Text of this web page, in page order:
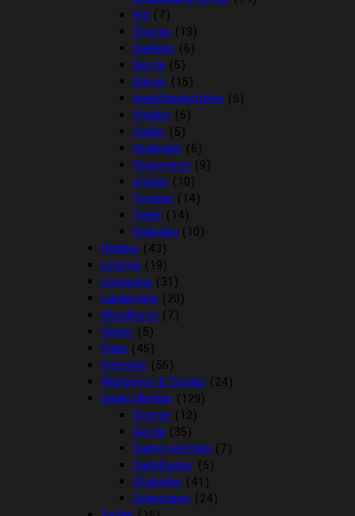
Bid (7)
Diverse (13)
Dækken (6)
Gjorde (5)
Grimer (15)
Insektbeskyttelse (5)
Klokker (6)
Sadler (5)
Stigbøjler (6)
Stigremme (9)
strigler (10)
Trenser (14)
Tøjler (14)
Underlag (10)
Klokker (43)
Legetøj (19)
Longering (31)
Læderpleje (20)
Mundkurve (7)
Outlet (5)
Pads (45)
Pelspleje (56)
Rebgrimer & Cordeo (24)
Sadel tilbehør (129)
Diverse (12)
Gjorde (35)
Sadel overtræk (7)
Sadeltasker (5)
Stigbøjler (41)
Stigremme (24)